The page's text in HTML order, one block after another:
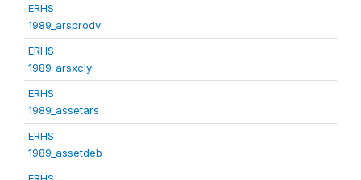
ERHS
1989_arsprodv
ERHS
1989_arsxcly
ERHS
1989_assetars
ERHS
1989_assetdeb